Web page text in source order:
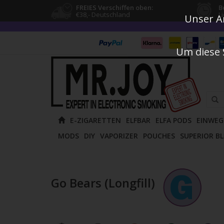
FREIES Verschiffen oben:
€38,- Deutschland
die
Pfeile
E-ZIGARETTEN ELFBAR ELFA PODS
MODS DIY VAPORIZER POUCHES SUPERIOR
Go Bears (Longfill)
Unser
Um diese